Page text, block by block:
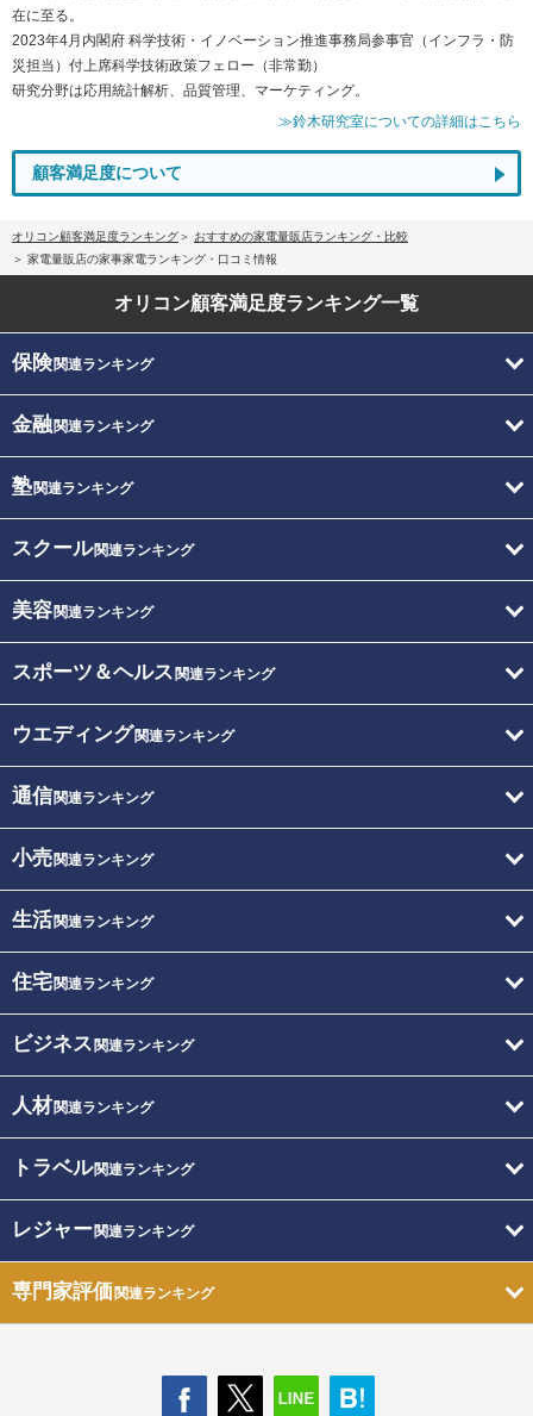
在に至る。
2023年4月内閣府 科学技術・イノベーション推進事務局参事官（インフラ・防
災担当）付上席科学技術政策フェロー（非常勤）
研究分野は応用統計解析、品質管理、マーケティング。
≫鈴木研究室についての詳細はこちら
顧客満足度について
オリコン顧客満足度ランキング
おすすめの家電量販店ランキング・比較
家電量販店の家事家電ランキング・口コミ情報
オリコン顧客満足度ランキング一覧
保険関連ランキング
金融関連ランキング
塾関連ランキング
スクール関連ランキング
美容関連ランキング
スポーツ＆ヘルス 関連ランキング
ウエディング関連ランキング
通信関連ランキング
小売関連ランキング
生活関連ランキング
住宅関連ランキング
ビジネス 関連ランキング
人材関連ランキング
トラベル関連ランキング
レジャー関連ランキング
専門家評価関連ランキング